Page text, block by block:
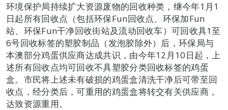
环境保护局持续扩大资源废物的回收种类，继今年1月1
日起所有回收点（包括环保Fun回收点、环保加Fun
站、环保Fun干净回收街站及流动回收车）可回收具1至
6号回收标签的塑胶制品（发泡胶除外）后，环保局与
本澳部分鸡蛋供应商达成共识，由今年12月10日起，上
述所有回收点均可回收不具塑胶分类回收标签的鸡蛋
盒。市民将上述未有破损的鸡蛋盒清洗干净后可带至回
收点，经分类后，可重用的鸡蛋盒将转交有关供应商，
达致资源重用。